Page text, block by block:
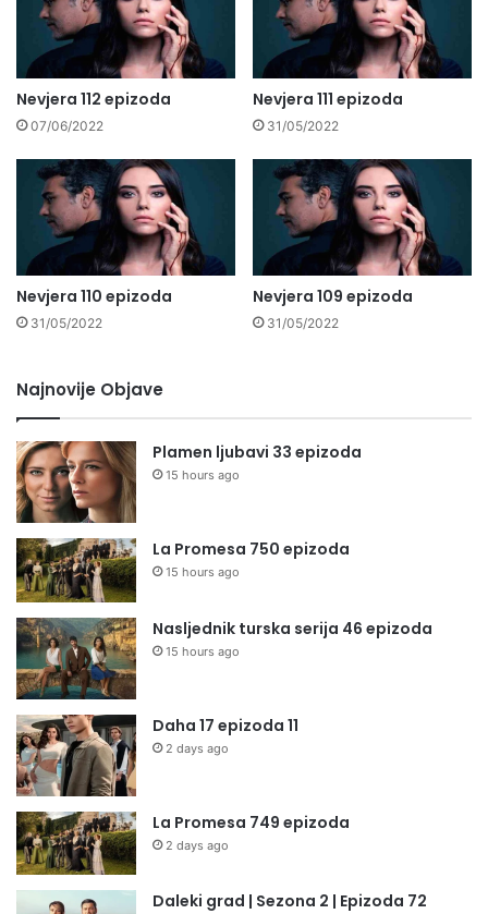
Nevjera 112 epizoda
07/06/2022
Nevjera 111 epizoda
31/05/2022
Nevjera 110 epizoda
31/05/2022
Nevjera 109 epizoda
31/05/2022
Najnovije Objave
Plamen ljubavi 33 epizoda
15 hours ago
La Promesa 750 epizoda
15 hours ago
Nasljednik turska serija 46 epizoda
15 hours ago
Daha 17 epizoda 11
2 days ago
La Promesa 749 epizoda
2 days ago
Daleki grad | Sezona 2 | Epizoda 72